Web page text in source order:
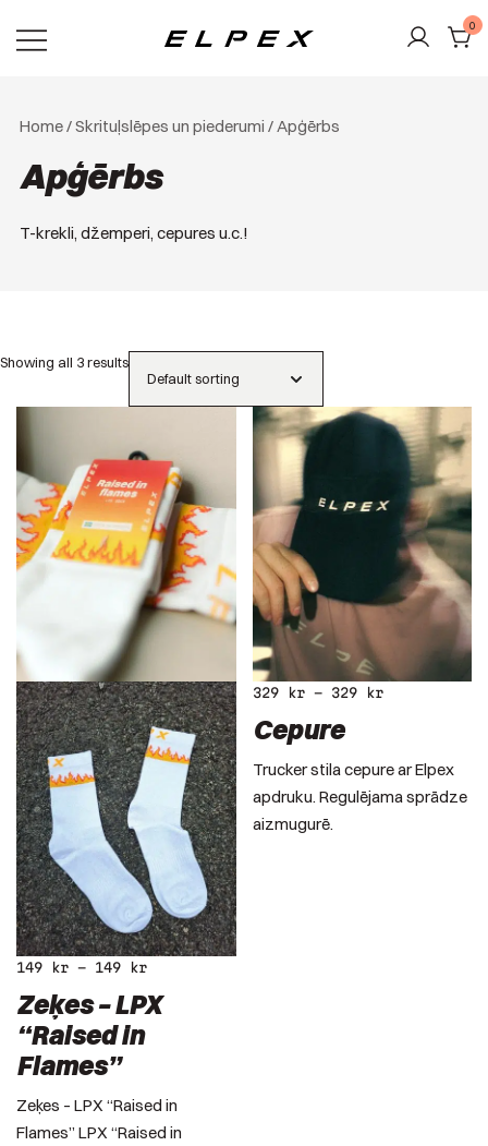
0
Home/Skrituļslēpes un piederumi / Apģērbs
Apģērbs
T-krekli, džemperi, cepures u.c.!
Showing all 3 results
149 kr – 149 kr
Zeķes – LPX
“Raised in
Flames”
Zeķes – LPX “Raised in
Flames” LPX “Raised in
329 kr– 329 kr
Cepure
Trucker stila cepure ar Elpex
apdruku. Regulējama sprādze
aizmugurē.